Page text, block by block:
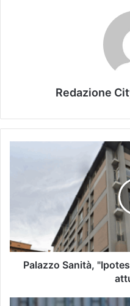
Redazione
Palazzo Sanità,